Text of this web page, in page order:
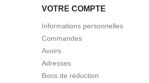
VOTRE COMPTE
Informations personnelles
Commandes
Avoirs
Adresses
Bons de réduction